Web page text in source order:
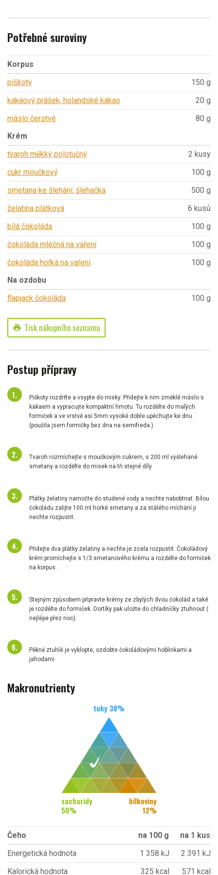
Potřebné suroviny
Korpus
piškoty
150 g
kakaový prášek, holandské kakao
20 g
máslo čerstvé
80 g
Krém
tvaroh měkký polotučný
2 kusy
cukr moučkový
100 g
smetana ke šlehání, šlehačka
500 g
želatina plátková
6 kusů
bílá čokoláda
100 g
čokoláda mléčná na vaření
100 g
čokoláda hořká na vaření
100 g
Na ozdobu
flapjack čokoláda
100 g
print Tisk nákupního seznamu
Postup přípravy
Piškoty rozdrťte a vsypte do misky. Přidejte k nim změklé máslo s
kakaem a vypracujte kompaktní hmotu. Tu rozdělte do malých
formiček a ve vrstvě asi 5mm vysoké dobře upěchujte ke dnu.
(použila jsem formičky bez dna na semifreda )
Tvaroh rozmíchejte s moučkovým cukrem, s 200 ml vyšlehané
smetany a rozdělte do misek na tři stejné díly.
Plátky želatiny namočte do studené vody a nechte nabobtnat. Bílou
čokoládu zalijte 100 ml horké smetany a za stálého míchání ji
nechte rozpustit.
Přidejte dva plátky želatiny a nechte je zcela rozpustit. Čokoládový
krém promíchejte s 1/3 smetanového krému a rozdělte do formiček
na korpus.
Stejným způsobem připravte krémy ze zbylých dvou čokolád a také
je rozdělte do formiček. Dortíky pak uložte do chladničky ztuhnout (
nejlépe přez noc).
Pěkně ztuhlé je vyklopte, ozdobte čokoládovými hoblinkami a
jahodami
Makronutrienty
tuky 38%
sacharidy
50%
bílkoviny
12%
Čeho na 100 g
na 1 kus
Energetická hodnota
1 358 kJ
2 391 kJ
Kalorická hodnota
325 kcal 571 kcal